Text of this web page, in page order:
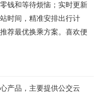
钱和等待烦恼；实时更新
时间，精准安排出行计
荐最优换乘方案。喜欢便
产品，主要提供公交云